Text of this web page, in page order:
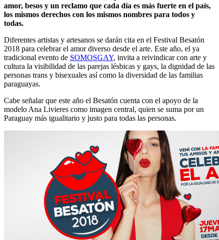
amor, besos y un reclamo que cada día es más fuerte en el país,
los mismos derechos con los mismos nombres para todos y
todas.
Diferentes artistas y artesanos se darán cita en el Festival Besatón
2018 para celebrar el amor diverso desde el arte. Este año, el ya
tradicional evento de SOMOSGAY, invita a reivindicar con arte y
cultura la visibilidad de las parejas lésbicas y gays, la dignidad de las
personas trans y bisexuales así como la diversidad de las familias
paraguayas.
Cabe señalar que este año el Besatón cuenta con el apoyo de la
modelo Ana Livieres como imagen central, quien se suma por un
Paraguay más igualitario y justo para todas las personas.